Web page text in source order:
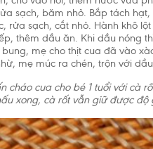
sạch, băm nhỏ. Bắp tách
rửa sạch, cắt nhỏ. Hành khô
thêm dầu ăn. Khi dầu nóng
mẹ cho thịt cua đã vào
mẹ múc ra chén, trộn với
cháo cua cho bé 1 tuổi với cà
xong, cà rốt vẫn giữ được độ
Y Tế Thế Giới (WHO)
Cho trẻ bú bình hoặc dùng
thiết và sẽ có ảnh hưởng không
trẻ cần được cho ăn thức ăn
công thức hoặc nếu bạn gặp